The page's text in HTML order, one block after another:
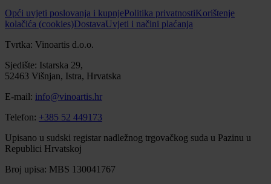
Opći uvjeti poslovanja i kupnjePolitika privatnostiKorištenje
kolačića (cookies)DostavaUvjeti i načini plaćanja
Tvrtka: Vinoartis d.o.o.
Sjedište: Istarska 29,
52463 Višnjan, Istra, Hrvatska
E-mail: info@vinoartis.hr
Telefon: +385 52 449173
Upisano u sudski registar nadležnog trgovačkog suda u Pazinu u
Republici Hrvatskoj
Broj upisa: MBS 130041767